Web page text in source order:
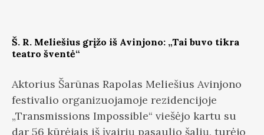
Š. R. Meliešius grįžo iš Avinjono: „Tai buvo tikra
teatro šventė“
Aktorius Šarūnas Rapolas Meliešius Avinjono
festivalio organizuojamoje rezidencijoje
„Transmissions Impossible“ viešėjo kartu su
dar 56 kūrėjais iš įvairių pasaulio šalių, turėjo